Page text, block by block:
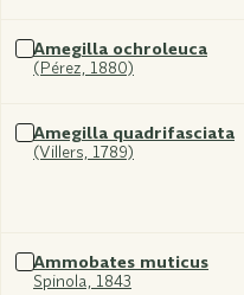
Sélectionner
Amegilla ochroleuca
(Pérez, 1880)
Sélectionner
Amegilla quadrifasciata
(Villers, 1789)
Sélectionner
Ammobates muticus
Spinola, 1843